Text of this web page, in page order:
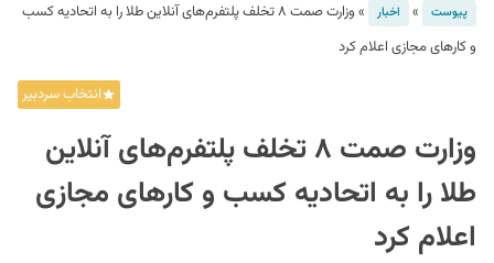
پیوست » اخبار »
وزارت صمت ۸ تخلف پلتفرم‌های آنلاین طلا را به اتحادیه کسب
و کارهای مجازی اعلام کرد
انتخاب سردبیر
وزارت صمت ۸ تخلف پلتفرم‌های آنلاین
طلا را به اتحادیه کسب و کارهای مجازی
اعلام کرد